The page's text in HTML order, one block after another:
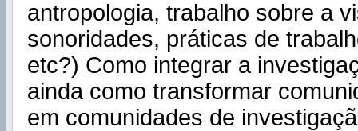
antropologia, trabalho sobre a
sonoridades, práticas de
etc?) Como integrar a
ainda como transformar
em comunidades de